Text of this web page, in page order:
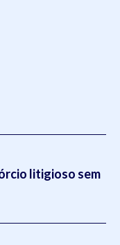
litigioso sem